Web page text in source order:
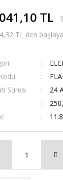
TL
TL den
Süresi
24